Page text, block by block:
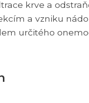
krve a
a vzniku
určitého